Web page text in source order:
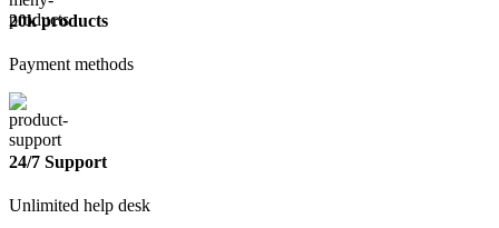
20k products
Payment methods
24/7 Support
Unlimited help desk